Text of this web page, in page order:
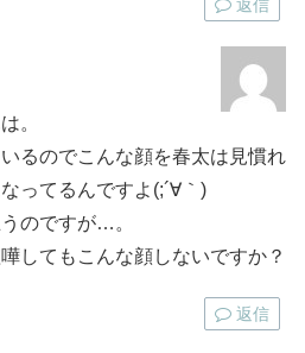
返信
。
るのでこんな顔を春太は見慣れ
ってるんですよ(;´∀｀)
のですが…。
してもこんな顔しないですか？
返信